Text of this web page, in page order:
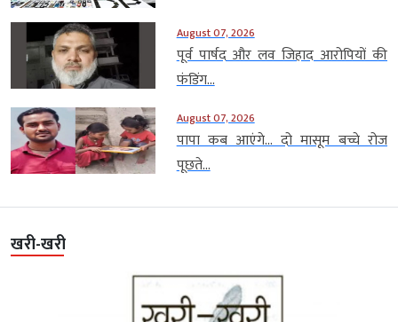
August 07, 2026
पूर्व पार्षद और लव जिहाद आरोपियों की
फंडिंग...
August 07, 2026
पापा कब आएंगे… दो मासूम बच्चे रोज
पूछते...
खरी-खरी